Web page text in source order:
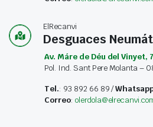
ElRecanvi
Desguaces
Av. Máre de Déu del Vinyet,
Pol. Ind. Sant Pere Molanta –
Tel.: 93 892 66 89 /
Correo: